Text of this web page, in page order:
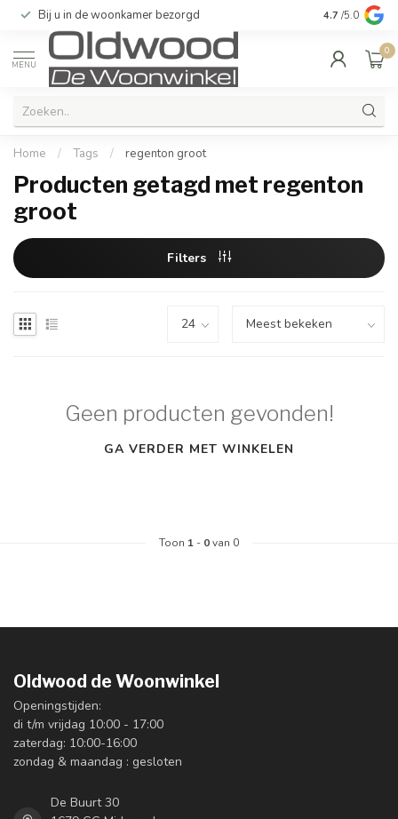
Bij u in de woonkamer bezorgd Kwaliteit &
4.7 /5.0
MENU
0
Home / Tags / regenton groot
Producten getagd met regenton
groot
Filters
Geen producten gevonden!
GA VERDER MET WINKELEN
Toon 1 - 0van 0
Oldwood de Woonwinkel
Openingstijden:
di t/m vrijdag 10:00 - 17:00
zaterdag: 10:00-16:00
zondag & maandag : gesloten
De Buurt 30